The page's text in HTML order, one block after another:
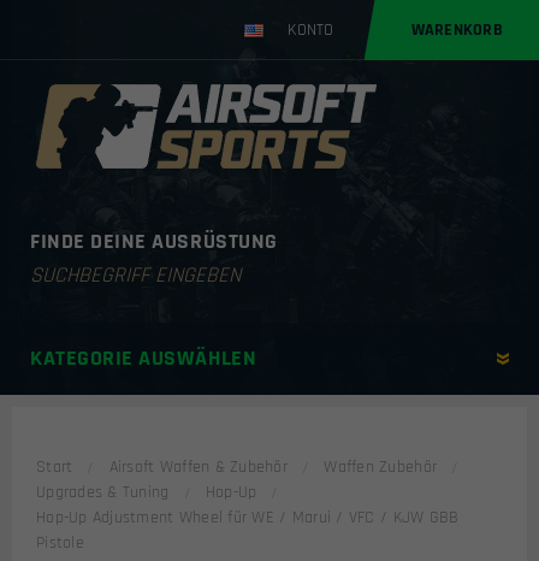
KONTO WARENKORB
FINDE DEINE AUSRÜSTUNG
Products
KATEGORIE AUSWÄHLEN
Start Airsoft Waffen & Zubehör
Waffen Zubehör
Upgrades & Tuning
Hop-Up
Hop-Up Adjustment Wheel für WE / Marui / VFC / KJW GBB
Pistole